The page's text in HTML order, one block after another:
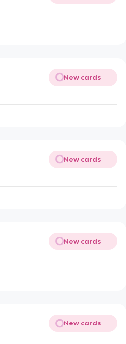
New cards
New cards
New cards
New cards